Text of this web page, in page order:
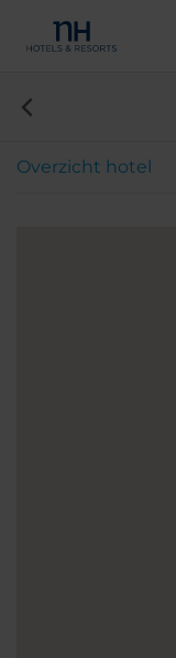
Overzicht hotel